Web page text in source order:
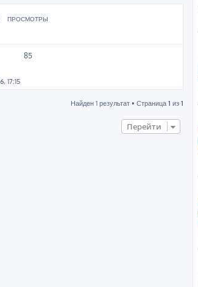
ПРОСМОТРЫ
85
17:15
Найден 1 результат • Страница 1 из 1
Перейти